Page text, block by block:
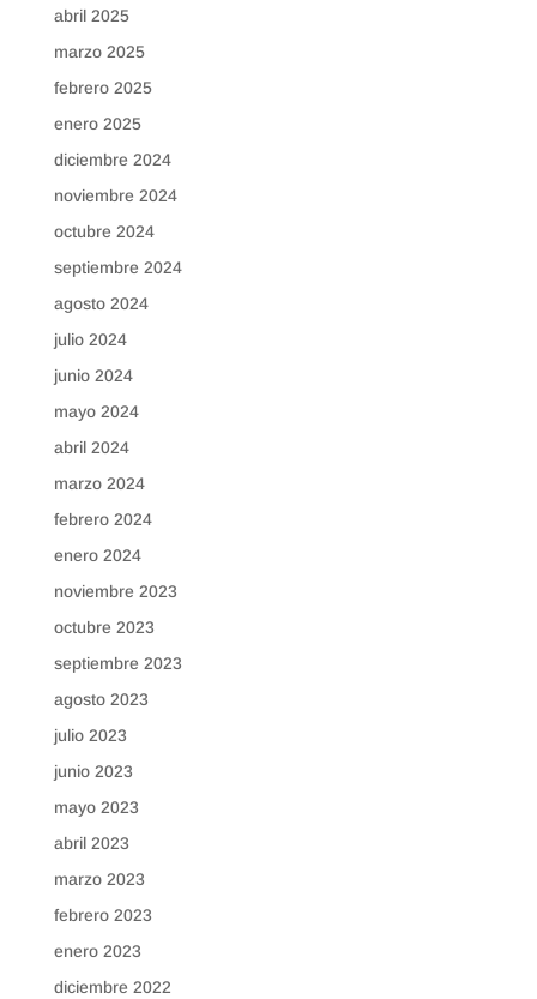
abril 2025
marzo 2025
febrero 2025
enero 2025
diciembre 2024
noviembre 2024
octubre 2024
septiembre 2024
agosto 2024
julio 2024
junio 2024
mayo 2024
abril 2024
marzo 2024
febrero 2024
enero 2024
noviembre 2023
octubre 2023
septiembre 2023
agosto 2023
julio 2023
junio 2023
mayo 2023
abril 2023
marzo 2023
febrero 2023
enero 2023
diciembre 2022